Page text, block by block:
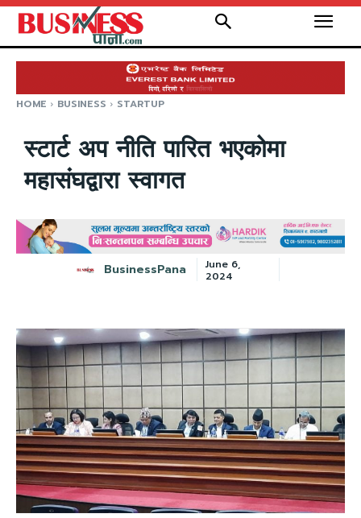
HOME BUSINESS STARTUP
स्टार्ट अप नीति पारित भएकोमा
महासंघद्वारा स्वागत
BusinessPana
June 6,
2024